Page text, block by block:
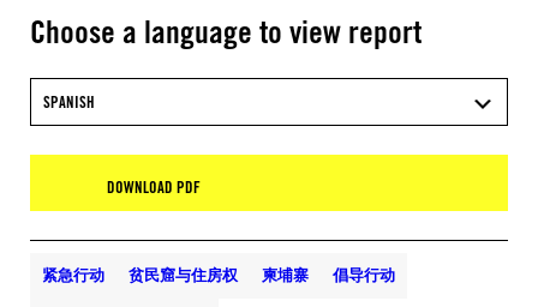
Choose a language to view report
SPANISH
DOWNLOAD PDF
紧急行动 贫民窟与住房权 柬埔寨 倡导行动